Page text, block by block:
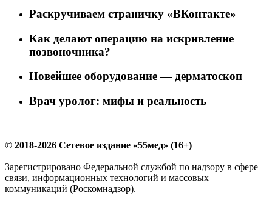
Раскручиваем страничку «ВКонтакте»
Как делают операцию на искривление
позвоночника?
Новейшее оборудование — дерматоскоп
Врач уролог: мифы и реальность
© 2018-2026 Сетевое издание «55мед» (16+)
Зарегистрировано Федеральной службой по надзору в сфере
связи, информационных технологий и массовых
коммуникаций (Роскомнадзор).